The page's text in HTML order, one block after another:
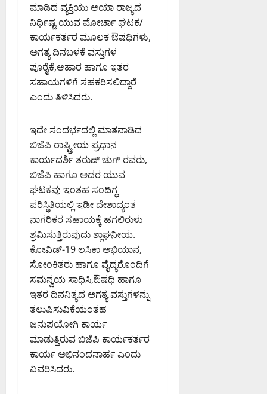
ಮಾಡಿದ ವ್ಯಕ್ತಿಯು ಆಯಾ ರಾಜ್ಯದ
ನಿರ್ಧಿಷ್ಟ ಯುವ ಮೋರ್ಚಾ ಘಟಕ/
ಕಾರ್ಯಕರ್ತರ ಮೂಲಕ ಔಷಧಿಗಳು,
ಅಗತ್ಯ ದಿನಬಳಕೆ ವಸ್ತುಗಳ
ಪೂರೈಕೆ,ಆಹಾರ ಹಾಗೂ ಇತರ
ಸಹಾಯಗಳಿಗೆ ಸಹಕರಿಸಲಿದ್ದಾರೆ
ಎಂದು ತಿಳಿಸಿದರು.
ಇದೇ ಸಂದರ್ಭದಲ್ಲಿ ಮಾತನಾಡಿದ
ಬಿಜೆಪಿ ರಾಷ್ಟ್ರೀಯ ಪ್ರಧಾನ
ಕಾರ್ಯದರ್ಶಿ ತರುಣ್ ಚುಗ್ ರವರು,
ಬಿಜೆಪಿ ಹಾಗೂ ಅದರ ಯುವ
ಘಟಕವು ಇಂತಹ ಸಂದಿಗ್ಧ
ಪರಿಸ್ಥಿತಿಯಲ್ಲಿ ಇಡೀ ದೇಶಾದ್ಯಂತ
ನಾಗರಿಕರ ಸಹಾಯಕ್ಕೆ ಹಗಲಿರುಳು
ಶ್ರಮಿಸುತ್ತಿರುವುದು ಶ್ಲಾಘನೀಯ.
ಕೋವಿಡ್-19 ಲಸಿಕಾ ಅಭಿಯಾನ,
ಸೋಂಕಿತರು ಹಾಗೂ ವೈದ್ಯರೊಂದಿಗೆ
ಸಮನ್ವಯ ಸಾಧಿಸಿ,ಔಷಧಿ ಹಾಗೂ
ಇತರ ದಿನನಿತ್ಯದ ಅಗತ್ಯ ವಸ್ತುಗಳನ್ನು
ತಲುಪಿಸುವಿಕೆಯಂತಹ
ಜನುಪಯೋಗಿ ಕಾರ್ಯ
ಮಾಡುತ್ತಿರುವ ಬಿಜೆಪಿ ಕಾರ್ಯಕರ್ತರ
ಕಾರ್ಯ ಅಭಿನಂದನಾರ್ಹ ಎಂದು
ವಿವರಿಸಿದರು.